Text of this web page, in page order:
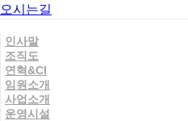
오시는길
인사말
조직도
연혁&CI
임원소개
사업소개
운영시설